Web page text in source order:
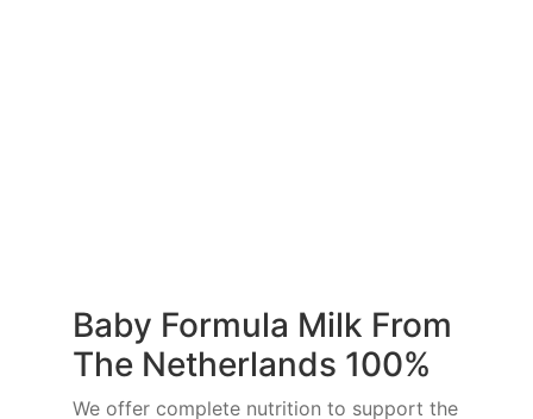
Baby Formula Milk From
The Netherlands 100%
We offer complete nutrition to support the